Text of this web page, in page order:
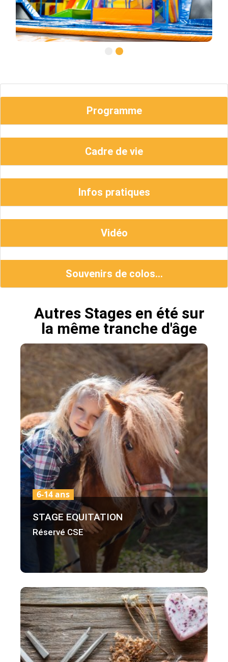
Programme
Cadre de vie
Infos pratiques
Vidéo
Souvenirs de colos...
Autres Stages en été sur
la même tranche d'âge
STAGE EQUITATION
Réservé CSE
6-14 ans